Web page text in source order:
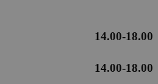
14.00-18.00
14.00-18.00